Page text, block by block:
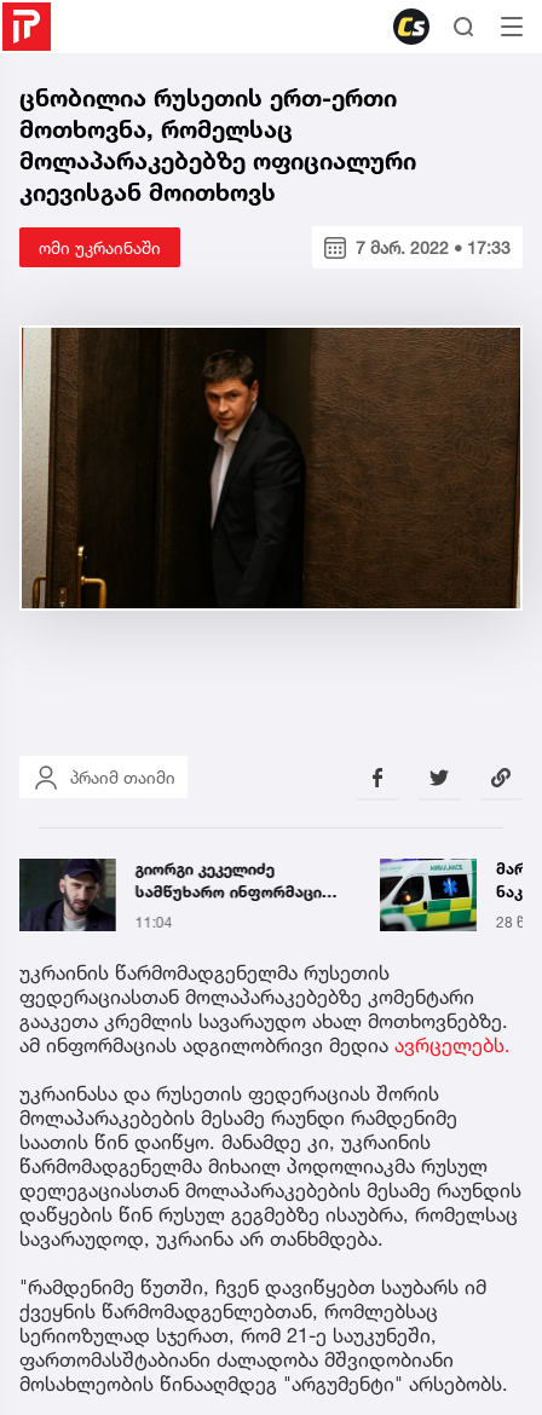
ცნობილია რუსეთის ერთ-ერთი
მოთხოვნა, რომელსაც
მოლაპარაკებებზე ოფიციალური
კიევისგან მოითხოვს
ომი უკრაინაში 7 მარ. 2022 • 17:33
პრაიმ თაიმი
მარტვილში კრაზანის
ნაკბენით მძიმე
მდგომარეობაში მყოფი
გადაარჩინეს
28 წუთის წინ
რა
7 აგვ
უკრაინის წარმომადგენელმა რუსეთის
ფედერაციასთან მოლაპარაკებებზე კომენტარი
გააკეთა კრემლის სავარაუდო ახალ მოთხოვნებზე.
ამ ინფორმაციას ადგილობრივი მედია ავრცელებს.
უკრაინასა და რუსეთის ფედერაციას შორის
მოლაპარაკებების მესამე რაუნდი რამდენიმე
საათის წინ დაიწყო. მანამდე კი, უკრაინის
წარმომადგენელმა მიხაილ პოდოლიაკმა რუსულ
დელეგაციასთან მოლაპარაკებების მესამე რაუნდის
დაწყების წინ რუსულ გეგმებზე ისაუბრა, რომელსაც
სავარაუდოდ, უკრაინა არ თანხმდება.
"რამდენიმე წუთში, ჩვენ დავიწყებთ საუბარს იმ
ქვეყნის წარმომადგენლებთან, რომლებსაც
სერიოზულად სჯერათ, რომ 21-ე საუკუნეში,
ფართომასშტაბიანი ძალადობა მშვიდობიანი
მოსახლეობის წინააღმდეგ "არგუმენტი" არსებობს.